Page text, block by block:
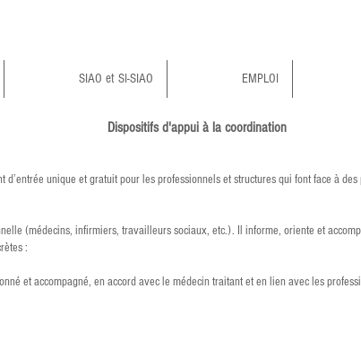
SIAO et SI-SIAO EMPLOI
Dispositifs d'appui à la coordination
d’entrée unique et gratuit pour les professionnels et structures qui font face à
(médecins, infirmiers, travailleurs sociaux, etc.). Il informe, oriente et
:
et accompagné, en accord avec le médecin traitant et en lien avec les